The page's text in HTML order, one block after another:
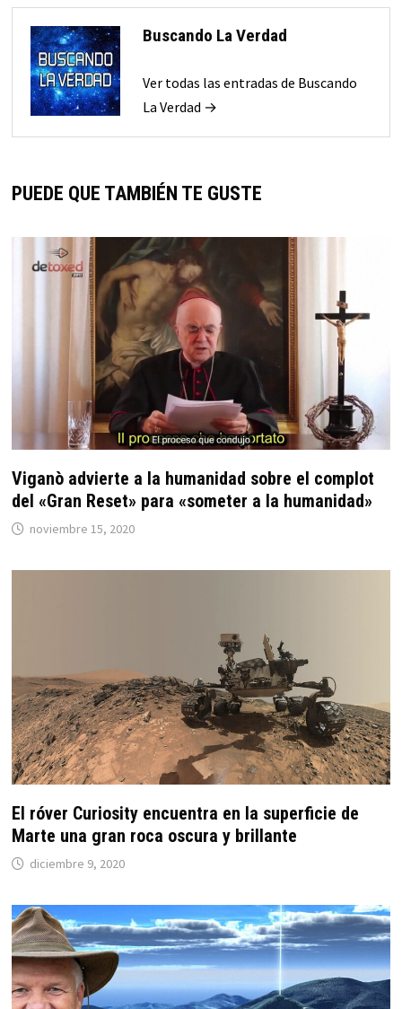
Buscando La Verdad
Ver todas las entradas de Buscando
La Verdad →
PUEDE QUE TAMBIÉN TE GUSTE
Viganò advierte a la humanidad sobre el complot
del «Gran Reset» para «someter a la humanidad»
noviembre 15, 2020
El róver Curiosity encuentra en la superficie de
Marte una gran roca oscura y brillante
diciembre 9, 2020